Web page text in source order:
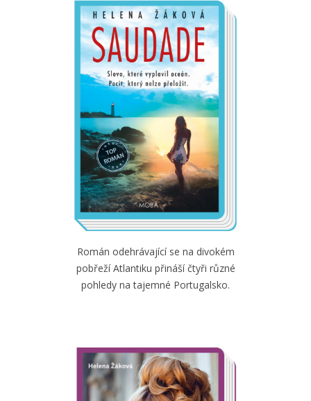
Román odehrávající se na divokém
pobřeží Atlantiku přináší čtyři různé
pohledy na tajemné Portugalsko.